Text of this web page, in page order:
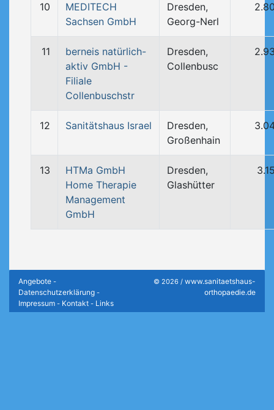
10
MEDITECH
Sachsen GmbH
Dresden,
Georg-Nerl
11
berneis natürlich-
aktiv GmbH -
Filiale
Collenbuschstr
Dresden,
Collenbusc
12 Sanitätshaus Israel
Dresden,
Großenhain
13
HTMa GmbH
Home Therapie
Management
GmbH
Dresden,
Glashütter
Angebote -
Datenschutzerklärung -
Impressum - Kontakt - Links
© 2026 / www.sanitaetshaus-
orthopaedie.de